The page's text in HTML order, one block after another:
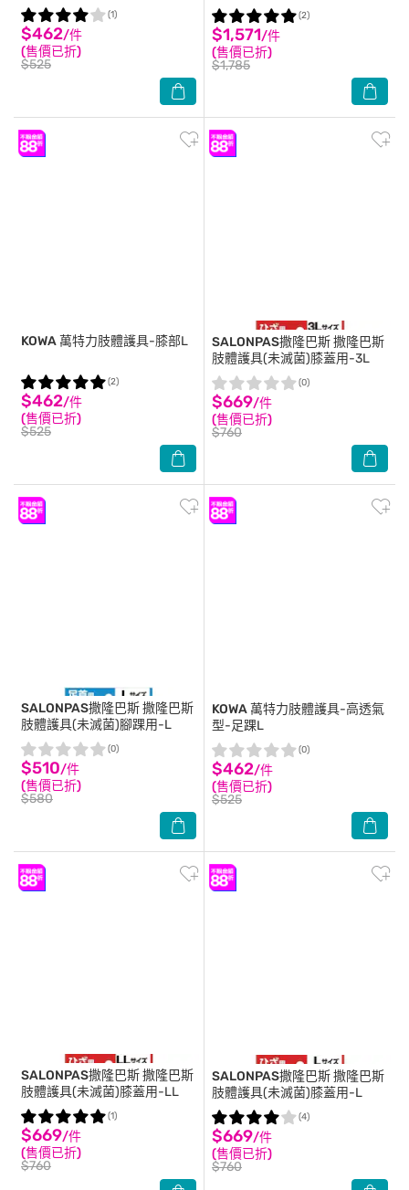
$462/件
(售價已折)
$525
(1)
$1,571/件
(售價已折)
$1,785
(2)
KOWA萬特力肢體護具-膝部L
$462/件
(售價已折)
$525
(2)
SALONPAS撒隆巴斯撒隆巴斯
肢體護具(未滅菌)膝蓋用-3L
$669/件
(售價已折)
$760
(0)
SALONPAS撒隆巴斯撒隆巴斯
肢體護具(未滅菌)腳踝用-L
$510/件
(售價已折)
$580
(0)
KOWA萬特力肢體護具-高透氣
型-足踝L
$462/件
(售價已折)
$525
(0)
SALONPAS撒隆巴斯撒隆巴斯
肢體護具(未滅菌)膝蓋用-LL
$669/件
(售價已折)
$760
(1)
SALONPAS撒隆巴斯撒隆巴斯
肢體護具(未滅菌)膝蓋用-L
$669/件
(售價已折)
$760
(4)